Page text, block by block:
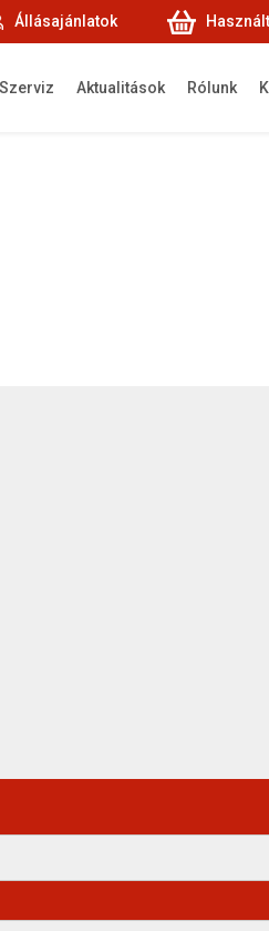
Állásajánlatok
Szerviz Aktualitások Rólunk